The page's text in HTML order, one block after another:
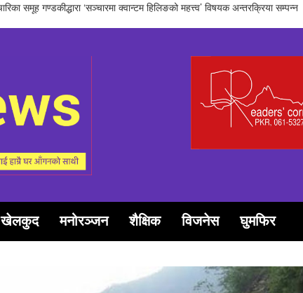
कञ्चन पत्रकरिता पुरस्कार खेम सारु मगर र गोपाल जिटीलाई
खेलकुद मनोरञ्जन शैक्षिक विजनेस घुमफिर